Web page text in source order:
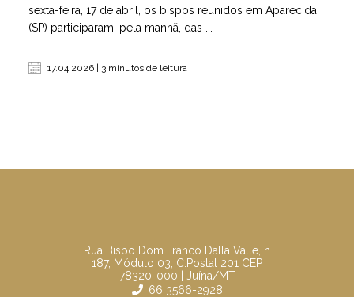
sexta-feira, 17 de abril, os bispos reunidos em Aparecida
(SP) participaram, pela manhã, das ...
17.04.2026 | 3 minutos de leitura
Rua Bispo Dom Franco Dalla Valle, n
187, Módulo 03, C.Postal 201 CEP
78320-000 | Juína/MT
66 3566-2928